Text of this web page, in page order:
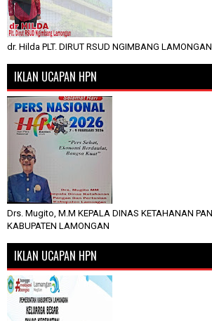
dr. Hilda PLT. DIRUT RSUD NGIMBANG LAMONGAN
IKLAN UCAPAN HPN
Drs. Mugito, M.M KEPALA DINAS KETAHANAN
KABUPATEN LAMONGAN
IKLAN UCAPAN HPN